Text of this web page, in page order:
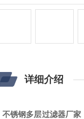
详细介绍
不锈钢多层过滤器厂家